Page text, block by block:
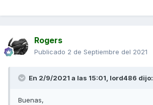
Rogers
Publicado 2 de Septiembre del 2021
En 2/9/2021 a las 15:01, lord486 dijo:
Buenas,